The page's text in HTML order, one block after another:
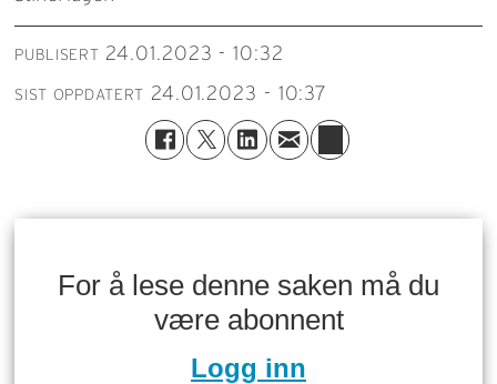
PUBLISERT 24.01.2023 - 10:32
SIST OPPDATERT 24.01.2023 - 10:37
For å lese denne saken må du
være abonnent
Logg inn